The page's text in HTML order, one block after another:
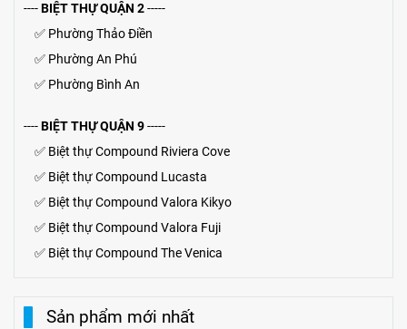
----BIỆT THỰ QUẬN 2-----
✅ Phường Thảo Điền
✅ Phường An Phú
✅ Phường Bình An
----BIỆT THỰ QUẬN 9-----
✅ Biệt thự Compound Riviera Cove
✅ Biệt thựCompound Lucasta
✅ Biệt thựCompound Valora Kikyo
✅ Biệt thự Compound Valora Fuji
✅ Biệt thự Compound The Venica
Sản phẩm mới nhất